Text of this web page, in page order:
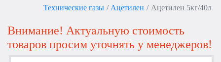
Технические газы Ацетилен Ацетилен 5кг/40л
Внимание! Актуальную стоимость
товаров просим уточнять у менеджеров!